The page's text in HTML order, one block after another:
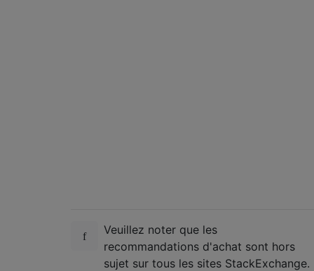
Veuillez noter que les
recommandations d'achat sont hors
sujet sur tous les sites StackExchange.